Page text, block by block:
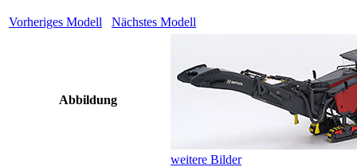
Vorheriges Modell Nächstes Modell
Abbildung
weitere Bilder